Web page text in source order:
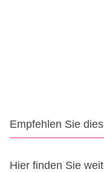
Empfehlen Sie
Hier finden Sie